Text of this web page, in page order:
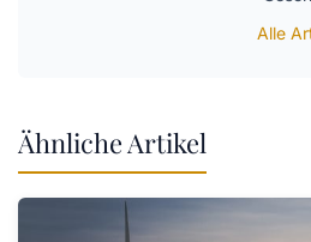
Alle
Ähnliche Artikel